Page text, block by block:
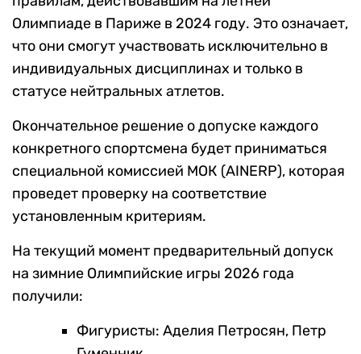
Олимпиаде в Париже в 2024 году. Это означает,
что они смогут участвовать исключительно в
индивидуальных дисциплинах и только в
статусе нейтральных атлетов.
Окончательное решение о допуске каждого
конкретного спортсмена будет приниматься
специальной комиссией МОК (AINERP), которая
проведет проверку на соответствие
установленным критериям.
На текущий момент предварительный допуск
на зимние Олимпийские игры 2026 года
получили:
Фигуристы: Аделия Петросян, Петр